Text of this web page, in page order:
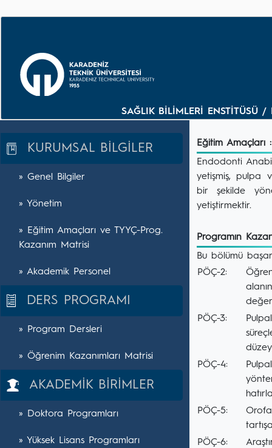
SAĞLIK BİLİMLERİ
KURUMSAL BİLGİLER
» Genel Bilgiler
» Yönetim
» Eğitim Amaçları ve TYYÇ-Prog.
Kazanım Matrisi
» Akademik Personel
DERS PROGRAMI
» Program Dersleri
» Öğrenim Kazanımları Matrisi
AKADEMİK BİRİMLER
» Doktora Programları
» Yüksek Lisans Programları
Eğitim Amaçları :
Endodonti
yetişmiş, pulpa
bir şekilde
yetiştirmektir.
Programın
Bu bölümü
PÖÇ-2:
PÖÇ-3:
PÖÇ-4:
PÖÇ-5:
PÖÇ-6: